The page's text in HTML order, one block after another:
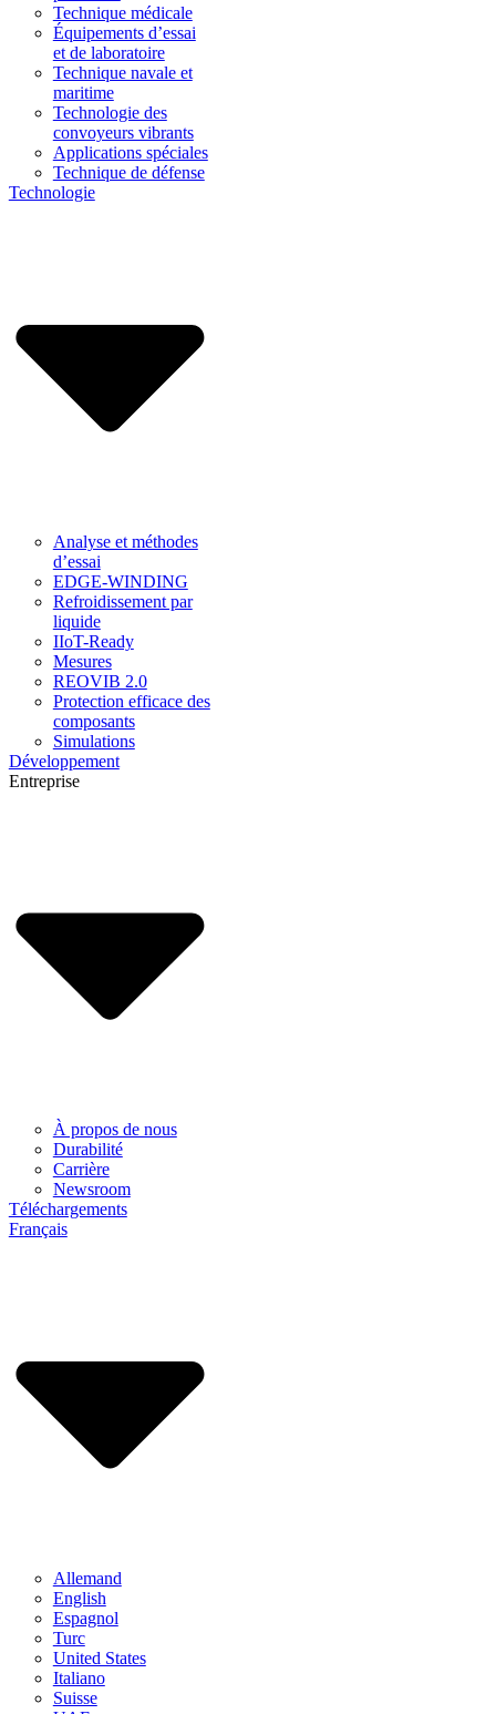
Technique médicale
Équipements d’essai
et de laboratoire
Technique navale et
maritime
Technologie des
convoyeurs vibrants
Applications spéciales
Technique de défense
Technologie
Analyse et méthodes
d’essai
EDGE-WINDING
Refroidissement par
liquide
IIoT-Ready
Mesures
REOVIB 2.0
Protection efficace des
composants
Simulations
Développement
Entreprise
À propos de nous
Durabilité
Carrière
Newsroom
Téléchargements
Français
Allemand
English
Espagnol
Turc
United States
Italiano
Suisse